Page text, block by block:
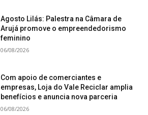
Agosto Lilás: Palestra na Câmara de
Arujá promove o empreendedorismo
feminino
06/08/2026
Com apoio de comerciantes e
empresas, Loja do Vale Reciclar amplia
benefícios e anuncia nova parceria
06/08/2026